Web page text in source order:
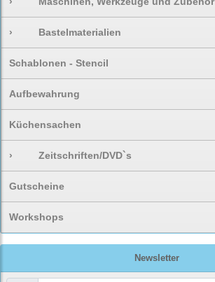
› Bastelmaterialien
Schablonen - Stencil
Aufbewahrung
Küchensachen
› Zeitschriften/DVD`s
Gutscheine
Workshops
Newsletter